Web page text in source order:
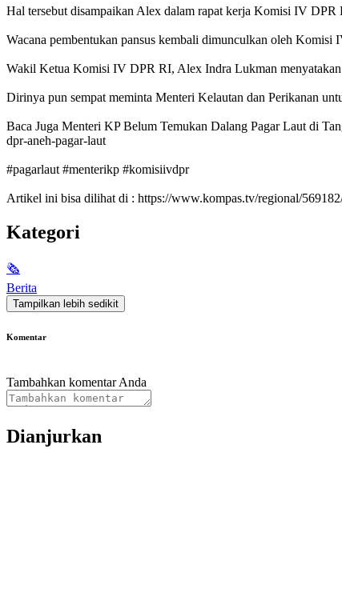
Hal tersebut disampaikan Alex dalam rapat kerja Komisi IV
Wacana pembentukan pansus kembali dimunculkan oleh Komisi
Wakil Ketua Komisi IV DPR RI, Alex Indra Lukman menyatakan
Dirinya pun sempat meminta Menteri Kelautan dan Perikanan
Baca Juga Menteri KP Belum Temukan Dalang Pagar Laut di
dpr-aneh-pagar-laut
#pagarlaut #menterikp #komisiivdpr
Artikel ini bisa dilihat di : https://www.kompas.tv/regional/
Kategori
🗞
Berita
Tampilkan lebih sedikit
Komentar
Tambahkan komentar Anda
Dianjurkan